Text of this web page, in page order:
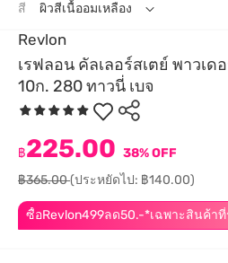
Revlon
เรฟลอน คัลเลอร์สเตย์ พาวเ
10ก. 280 ทาวนี่ เบจ
ซื้อRevlon499ลด50.-*เฉพาะสินค้าที่
฿225.00 38% OFF
฿365.00(ประหยัดไป: ฿140.00)
สี ผิวสีเนื้ออมเหลือง